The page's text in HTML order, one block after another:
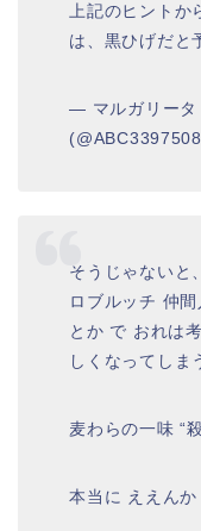
上記のヒント
は、黒ひげだと
— マルガリータ
そうじゃないと、
ロブルッチ 仲間
とか で おれは
しくなってしま
麦わらの一味 “
本当に ええんか